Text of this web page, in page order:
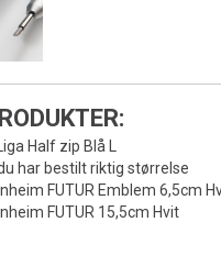
Half zip Blå L
har bestilt riktig størrelse
FUTUR Emblem 6,5cm
FUTUR 15,5cm Hvit